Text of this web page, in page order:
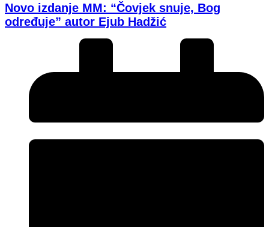
Novo izdanje MM: “Čovjek snuje, Bog
određuje” autor Ejub Hadžić